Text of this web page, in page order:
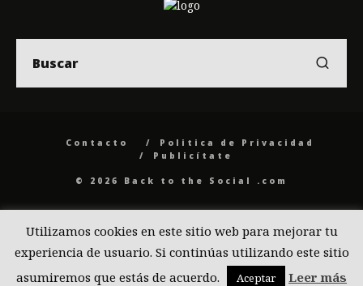
Contacto
Politica de Privacidad
Publicítate
© 2026 Back to the Social .com
Utilizamos cookies en este sitio web para mejorar tu
experiencia de usuario. Si continúas utilizando este sitio
asumiremos que estás de acuerdo.
Aceptar Leer más